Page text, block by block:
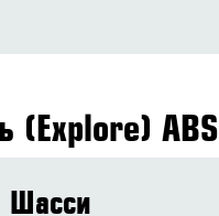
(Explore) ABS
Шасси